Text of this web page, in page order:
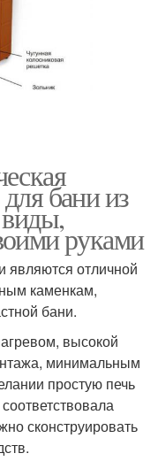
бани из
руками
являются отличной
каменкам,
бани.
высокой
минимальным
простую печь
сконструировать